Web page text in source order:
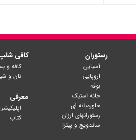
رستوران
آسیایی
اروپایی
بوفه
خانه استیک
خاورمیانه ای
رستورانهای ارزان
ساندویچ و پیتزا
کافی
کافه و
نان و
معرفی
کتاب